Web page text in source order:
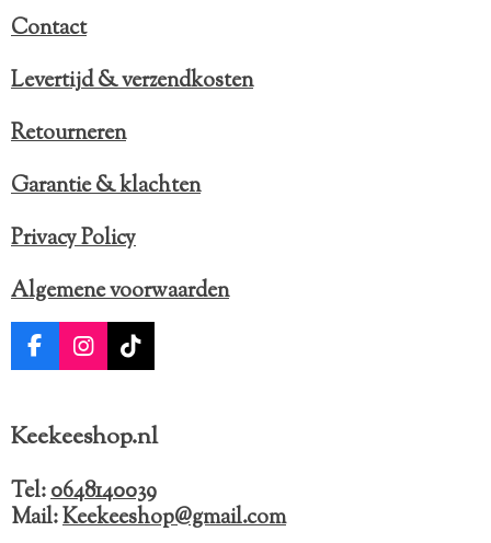
Contact
Levertijd & verzendkosten
Retourneren
Garantie & klachten
Privacy Policy
Algemene voorwaarden
F
a
b
o
k
I
n
a
r
a
m
T
i
o
Keekeeshop.nl
Tel:0648140039
Mail:Keekeeshop@gmail.com